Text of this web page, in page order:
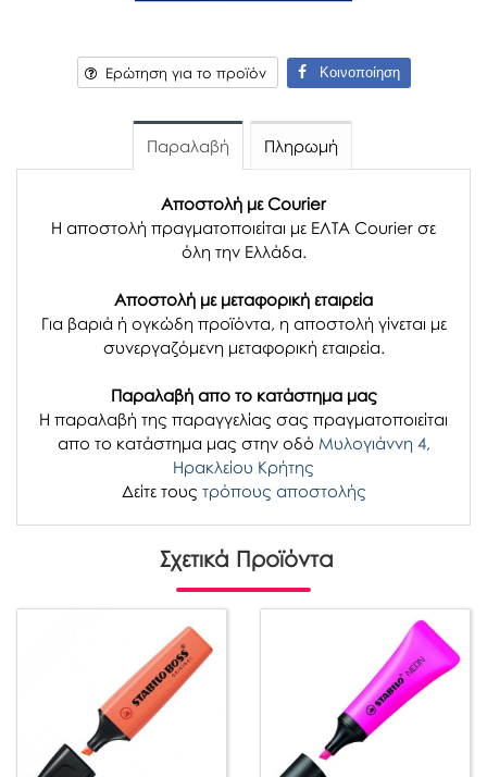
Ερώτηση για το προϊόν Κοινοποίηση
Παραλαβή Πληρωμή
Αποστολή με Courier
Η αποστολή πραγματοποιείται με ΕΛΤΑ Courier σε
όλη την Ελλάδα.
Αποστολή με μεταφορική εταιρεία
Για βαριά ή ογκώδη προϊόντα, η αποστολή γίνεται με
συνεργαζόμενη μεταφορική εταιρεία.
Παραλαβή απο το κατάστημα μας
H παραλαβή της παραγγελίας σας πραγματοποιείται
απο το κατάστημα μας στην οδό Μυλογιάννη 4,
Ηρακλείου Κρήτης
Δείτε τους τρόπους αποστολής
Σχετικά Προϊόντα